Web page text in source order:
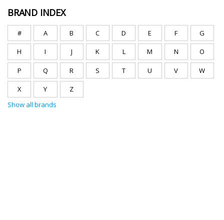
BRAND INDEX
# A B C D E F G
H I J K L M N O
P Q R S T U V W
X Y
Z
Show all brands